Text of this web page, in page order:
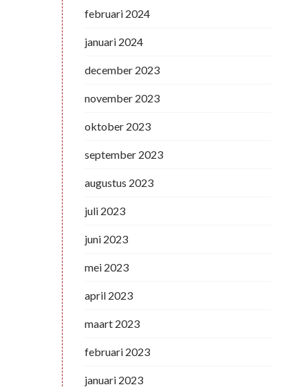
februari 2024
januari 2024
december 2023
november 2023
oktober 2023
september 2023
augustus 2023
juli 2023
juni 2023
mei 2023
april 2023
maart 2023
februari 2023
januari 2023